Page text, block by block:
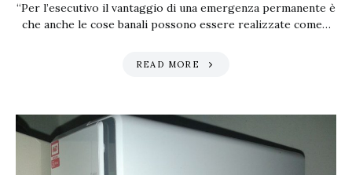
“Per l’esecutivo il vantaggio di una emergenza permanente è
che anche le cose banali possono essere realizzate come…
READ MORE